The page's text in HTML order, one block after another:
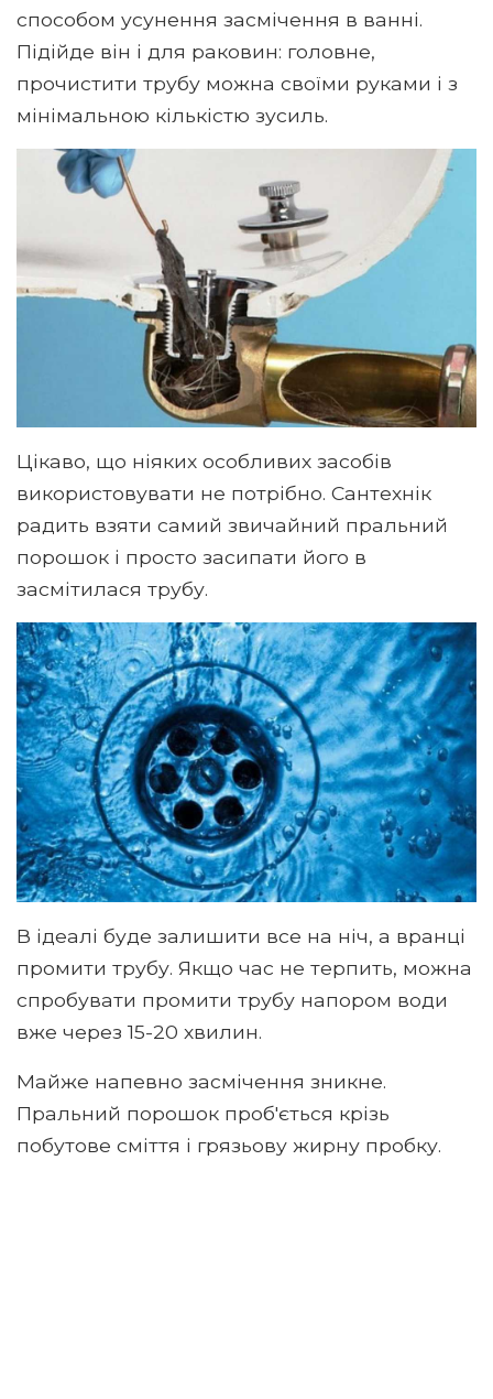
способом усунення засмічення в ванні.
Підійде він і для раковин: головне,
прочистити трубу можна своїми руками і з
мінімальною кількістю зусиль.
Цікаво, що ніяких особливих засобів
використовувати не потрібно. Сантехнік
радить взяти самий звичайний пральний
порошок і просто засипати його в
засмітилася трубу.
В ідеалі буде залишити все на ніч, а вранці
промити трубу. Якщо час не терпить, можна
спробувати промити трубу напором води
вже через 15-20 хвилин.
Майже напевно засмічення зникне.
Пральний порошок проб'ється крізь
побутове сміття і грязьову жирну пробку.